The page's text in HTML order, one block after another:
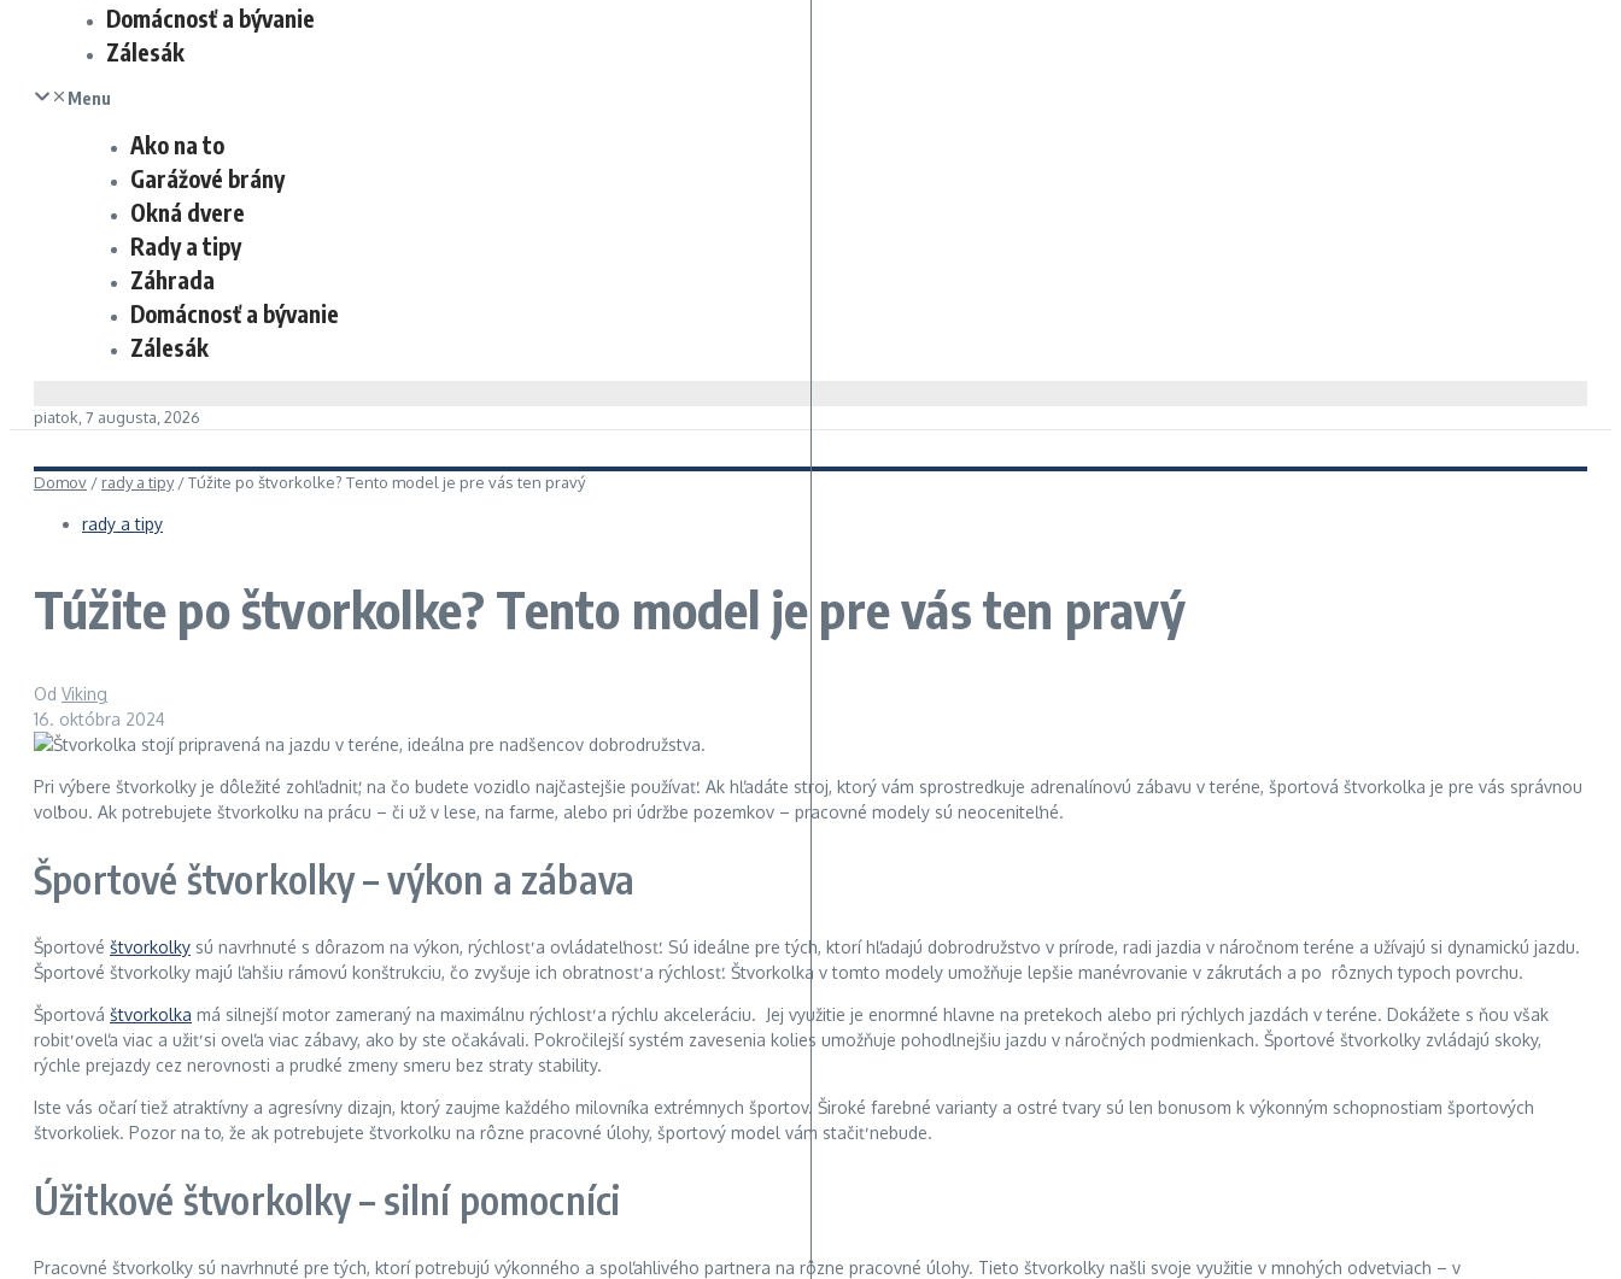
Domácnosť a bývanie
Zálesák
Menu
Ako na to
Garážové brány
Okná dvere
Rady a tipy
Záhrada
Domácnosť a bývanie
Zálesák
piatok, 7 augusta, 2026
Domov / rady a tipy/Túžite po štvorkolke? Tento model je pre vás ten pravý
rady a tipy
Túžite po štvorkolke? Tento model je pre vás ten pravý
Od Viking
16. októbra 2024
Pri výbere štvorkolky je dôležité zohľadniť, na čo budete vozidlo najčastejšie používať. Ak hľadáte stroj, ktorý vám sprostredkuje adrenalínovú zábavu v teréne, športová štvorkolka je pre vás správnou
voľbou. Ak potrebujete štvorkolku na prácu – či už v lese, na farme, alebo pri údržbe pozemkov – pracovné modely sú neoceniteľné.
Športové štvorkolky – výkon a zábava
Športové štvorkolky sú navrhnuté s dôrazom na výkon, rýchlosť a ovládateľnosť. Sú ideálne pre tých, ktorí hľadajú dobrodružstvo v prírode, radi jazdia v náročnom teréne a užívajú si dynamickú jazdu.
Športové štvorkolky majú ľahšiu rámovú konštrukciu, čo zvyšuje ich obratnosť a rýchlosť. Štvorkolka v tomto modely umožňuje lepšie manévrovanie v zákrutách a po rôznych typoch povrchu.
Športová štvorkolka má silnejší motor zameraný na maximálnu rýchlosť a rýchlu akceleráciu. Jej využitie je enormné hlavne na pretekoch alebo pri rýchlych jazdách v teréne. Dokážete s ňou však
robiť oveľa viac a užiť si oveľa viac zábavy, ako by ste očakávali. Pokročilejší systém zavesenia kolies umožňuje pohodlnejšiu jazdu v náročných podmienkach. Športové štvorkolky zvládajú skoky,
rýchle prejazdy cez nerovnosti a prudké zmeny smeru bez straty stability.
Iste vás očarí tiež atraktívny a agresívny dizajn, ktorý zaujme každého milovníka extrémnych športov. Široké farebné varianty a ostré tvary sú len bonusom k výkonným schopnostiam športových
štvorkoliek. Pozor na to, že ak potrebujete štvorkolku na rôzne pracovné úlohy, športový model vám stačiť nebude.
Úžitkové štvorkolky – silní pomocníci
Pracovné štvorkolky sú navrhnuté pre tých, ktorí potrebujú výkonného a spoľahlivého partnera na rôzne pracovné úlohy. Tieto štvorkolky našli svoje využitie v mnohých odvetviach – v